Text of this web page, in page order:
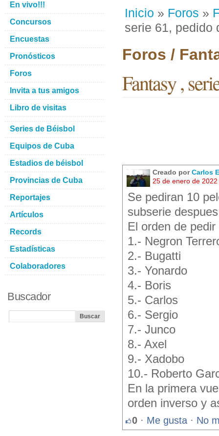
Inicio » Foros »
serie 61, pedido
Foros /
Fantasy ,
Creado porCarlos
25 de enero de
Se pediran 10
subserie
El orden de pedir
1.- Negron
2.- Bugatti
3.- Yonardo
4.- Boris
5.- Carlos
6.- Sergio
7.- Junco
8.- Axel
9.- Xadobo
10.- Roberto
En la primera
orden inverso y
0 · Me gusta · No
En vivo!!!
Concursos
Encuestas
Pronósticos
Foros
Invita a tus amigos
Libro de visitas
Series de Béisbol
Equipos de Cuba
Estadios de béisbol
Provincias de Cuba
Reportajes
Artículos
Records
Estadísticas
Colaboradores
Buscador